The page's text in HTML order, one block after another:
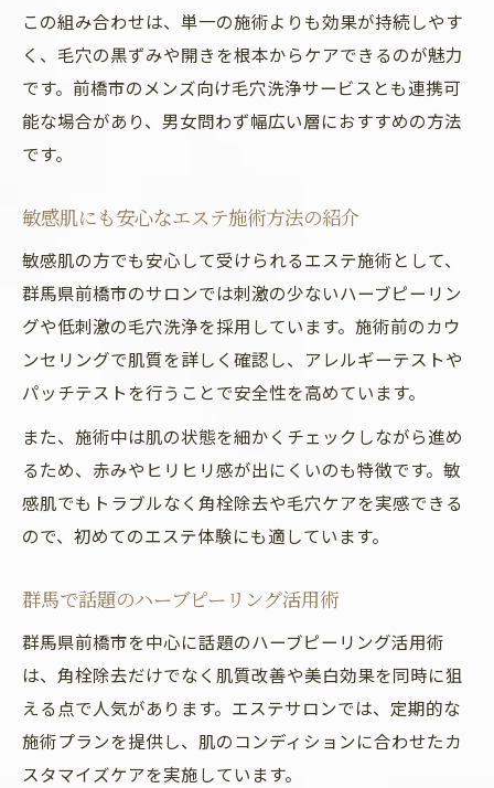
この組み合わせは、単一の施術よりも効果が持続しやす
く、毛穴の黒ずみや開きを根本からケアできるのが魅力
です。前橋市のメンズ向け毛穴洗浄サービスとも連携可
能な場合があり、男女問わず幅広い層におすすめの方法
です。
敏感肌にも安心なエステ施術方法の紹介
敏感肌の方でも安心して受けられるエステ施術として、
群馬県前橋市のサロンでは刺激の少ないハーブピーリン
グや低刺激の毛穴洗浄を採用しています。施術前のカウ
ンセリングで肌質を詳しく確認し、アレルギーテストや
パッチテストを行うことで安全性を高めています。
また、施術中は肌の状態を細かくチェックしながら進め
るため、赤みやヒリヒリ感が出にくいのも特徴です。敏
感肌でもトラブルなく角栓除去や毛穴ケアを実感できる
ので、初めてのエステ体験にも適しています。
群馬で話題のハーブピーリング活用術
群馬県前橋市を中心に話題のハーブピーリング活用術
は、角栓除去だけでなく肌質改善や美白効果を同時に狙
える点で人気があります。エステサロンでは、定期的な
施術プランを提供し、肌のコンディションに合わせたカ
スタマイズケアを実施しています。